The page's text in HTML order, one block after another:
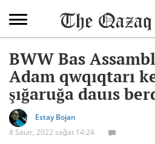
BWW Bas
Adam qwqıqtarı
şığaruğa dauıs
Estay Bojan
8 Säuir, 2022 sağat 14:24